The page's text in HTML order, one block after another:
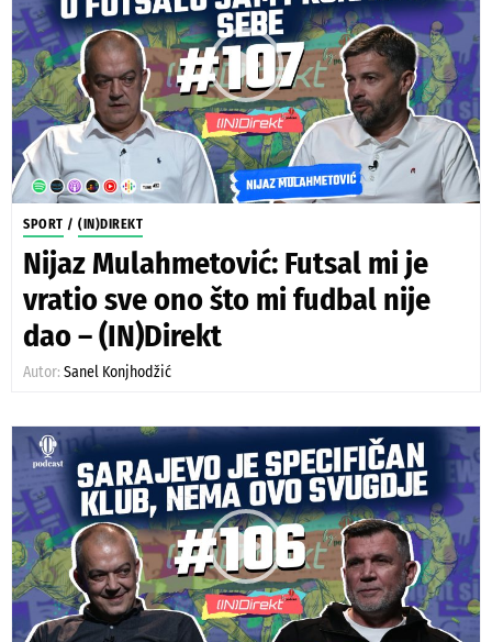
SPORT / (IN)DIREKT
Nijaz Mulahmetović: Futsal mi je
vratio sve ono što mi fudbal nije
dao – (IN)Direkt
Autor: Sanel Konjhodžić